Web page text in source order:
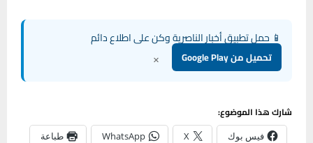
📱 حمل تطبيق أخبار الناصرية وكن على اطلاع دائم
تحميل من Google Play ×
شارك هذا الموضوع:
فيس بوك X
WhatsApp طباعة